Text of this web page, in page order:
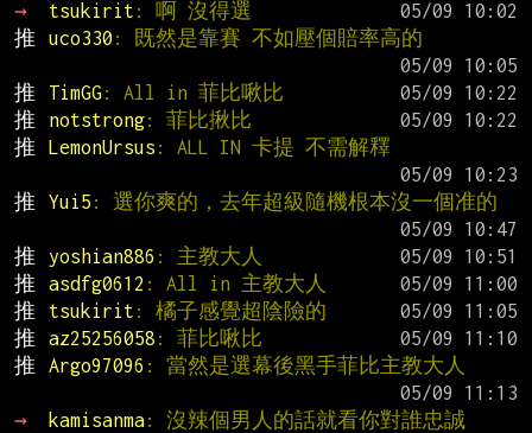
→ tsukirit : 啊 沒得選
推
uco330 : 既然是靠賽 不如壓個賠率高的
推
TimGG: All in 菲比啾比
推
notstrong: 菲比揪比
推
LemonUrsus : ALL IN 卡提 不需解釋
推
Yui5 : 選你爽的，去年超級隨機根本沒一個准的
推
yoshian886 : 主教大人
推
asdfg0612 : All in 主教大人
推
tsukirit : 橘子感覺超陰險的
推
az25256058 : 菲比啾比
推
Argo97096 : 當然是選幕後黑手菲比主教大人
→
kamisanma: 沒辣個男人的話就看你對誰忠誠